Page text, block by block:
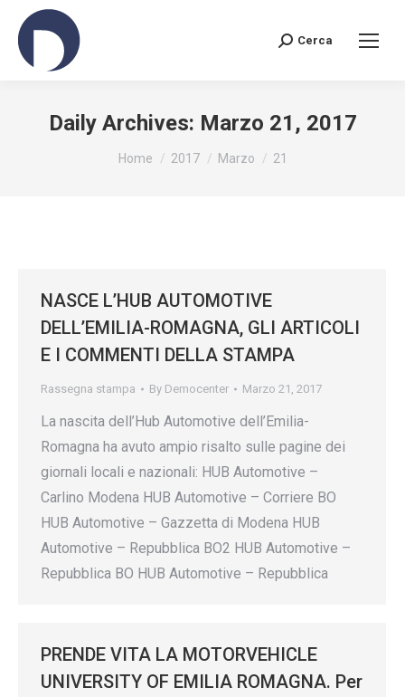
Search:
Cerca
Daily Archives: Marzo 21, 2017
You are here:
Home 2017 Marzo 21
NASCE L’HUB AUTOMOTIVE
DELL’EMILIA-ROMAGNA, GLI ARTICOLI
E I COMMENTI DELLA STAMPA
Rassegna stampa By Democenter Marzo 21, 2017
La nascita dell’Hub Automotive dell’Emilia-
Romagna ha avuto ampio risalto sulle pagine dei
giornali locali e nazionali: HUB Automotive –
Carlino Modena HUB Automotive – Corriere BO
HUB Automotive – Gazzetta di Modena HUB
Automotive – Repubblica BO2 HUB Automotive –
Repubblica BO HUB Automotive – Repubblica
PRENDE VITA LA MOTORVEHICLE
UNIVERSITY OF EMILIA ROMAGNA. Per